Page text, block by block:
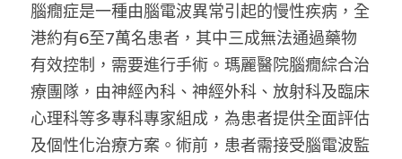
腦癇症是一種由腦電波異常引起的慢性疾病，全
港約有6至7萬名患者，其中三成無法通過藥物
有效控制，需要進行手術。瑪麗醫院腦癇綜合治
療團隊，由神經內科、神經外科、放射科及臨床
心理科等多專科專家組成，為患者提供全面評估
及個性化治療方案。術前，患者需接受腦電波監